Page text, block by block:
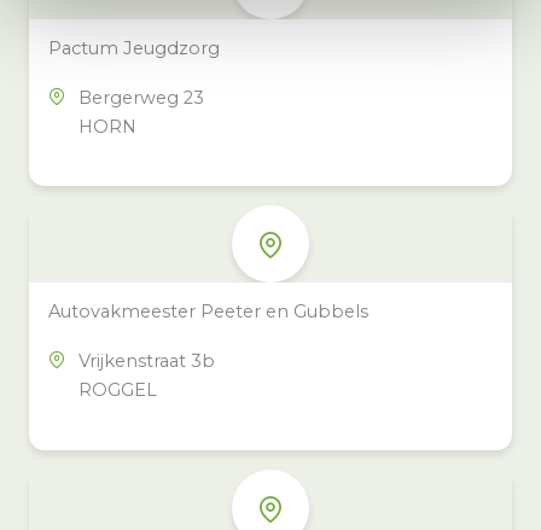
Pactum Jeugdzorg
Bergerweg 23
HORN
Autovakmeester Peeter en Gubbels
Vrijkenstraat 3b
ROGGEL